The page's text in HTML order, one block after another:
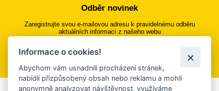
Odběr novinek
Zaregistrujte svou e-mailovou adresu k pravidelnému odběru
aktuálních informací z našeho webu
Přihlásit se k odběru
Informace o cookies!
Abychom vám usnadnili procházení stránek,
nabídli přizpůsobený obsah nebo reklamu a mohli
anonymně analyzovat návštěvnost, využíváme